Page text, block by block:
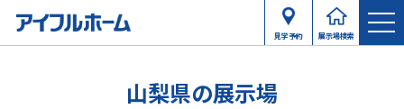
見学予約 展示場検索
山梨県の展示場